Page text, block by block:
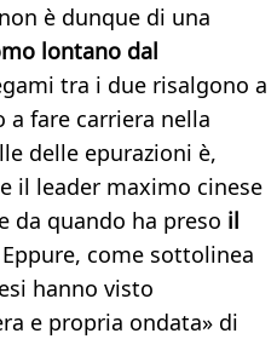
è dunque di una
lontano dal
tra i due risalgono a
a fare carriera nella
delle epurazioni è,
il leader maximo cinese
da quando ha preso il
come sottolinea
hanno visto
e propria ondata» di